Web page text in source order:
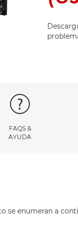
FAQS &
AYUDA
se enumeran a